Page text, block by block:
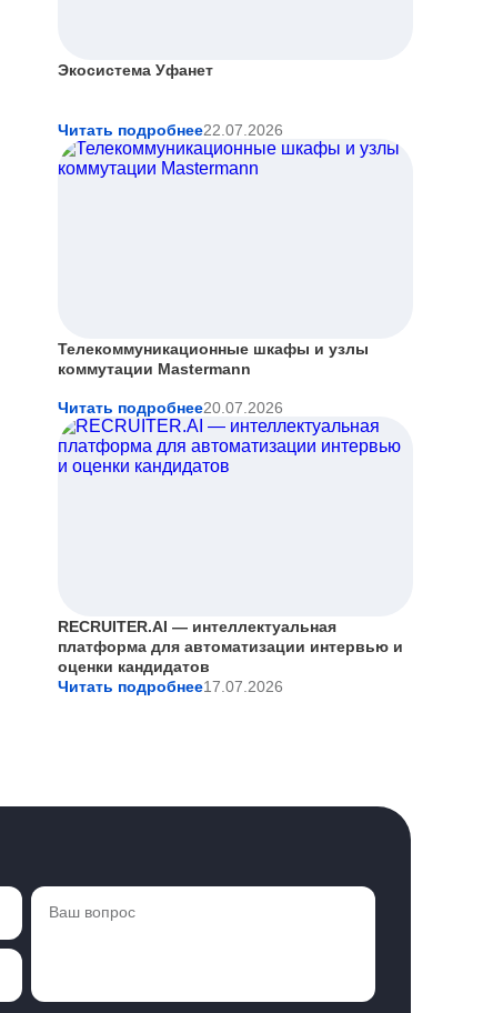
Экосистема Уфанет
Читать подробнее22.07.2026
Телекоммуникационные шкафы и узлы
коммутации Mastermann
Читать подробнее20.07.2026
RECRUITER.AI — интеллектуальная
платформа для автоматизации интервью и
оценки кандидатов
Читать подробнее17.07.2026